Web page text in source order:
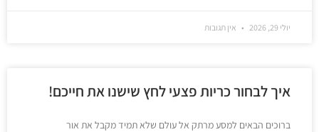
יולי 29, 2026 אין תגובות
איך לבחור כריות פצעי לחץ שישנו את חייכם!
ברוכים הבאים למסע מרתק אל עולם שלא תמיד מקבל את אור